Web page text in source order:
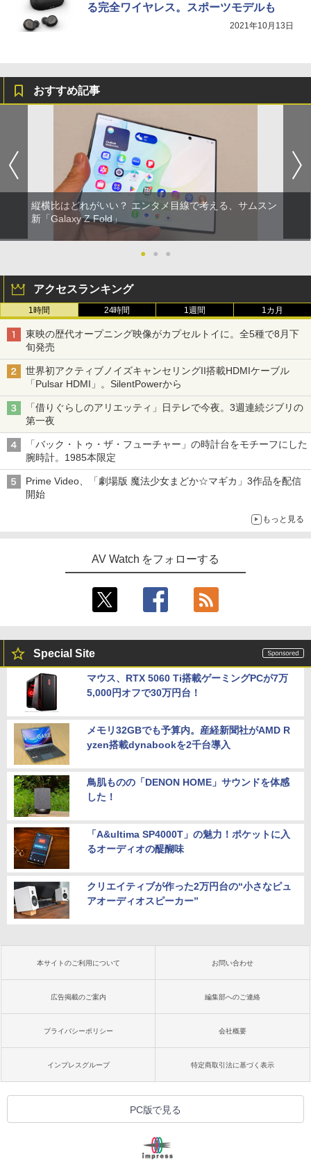
る完全ワイヤレス。スポーツモデルも
2021年10月13日
おすすめ記事
縦横比はどれがいい？ エンタメ目線で考える、サムスン
新「Galaxy Z Fold」
● ● ●
アクセスランキング
1時間 24時間 1週間 1カ月
東映の歴代オープニング映像がカプセルトイに。全5種で8月下
旬発売
世界初アクティブノイズキャンセリングII搭載HDMIケーブル
「Pulsar HDMI」。SilentPowerから
「借りぐらしのアリエッティ」日テレで今夜。3週連続ジブリの
第一夜
「バック・トゥ・ザ・フューチャー」の時計台をモチーフにした
腕時計。1985本限定
Prime Video、「劇場版 魔法少女まどか☆マギカ」3作品を配信
開始
もっと見る
AV Watch をフォローする
Special Site
マウス、RTX 5060 Ti搭載ゲーミングPCが7万
5,000円オフで30万円台！
メモリ32GBでも予算内。産経新聞社がAMD R
yzen搭載dynabookを2千台導入
鳥肌ものの「DENON HOME」サウンドを体感
した！
「A&ultima SP4000T」の魅力！ポケットに入
るオーディオの醍醐味
クリエイティブが作った2万円台の“小さなピュ
アオーディオスピーカー”
本サイトのご利用について お問い合わせ
広告掲載のご案内 編集部へのご連絡
プライバシーポリシー 会社概要
インプレスグループ 特定商取引法に基づく表示
PC版で見る